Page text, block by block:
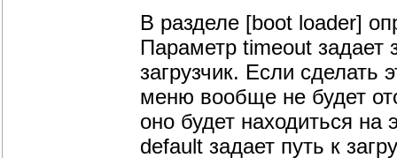
В разделе [boot loader]
Параметр timeout задает
загрузчик. Если сделать
меню вообще не будет
оно будет находиться
default задает путь к